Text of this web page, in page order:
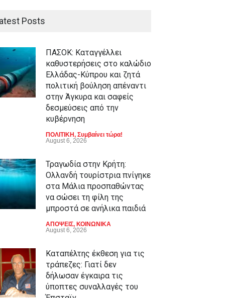
Posts
ΠΑΣΟΚ: Καταγγέλλει
καθυστερήσεις στο καλώδιο
Ελλάδας-Κύπρου και ζητά
πολιτική βούληση απέναντι
στην Άγκυρα και σαφείς
δεσμεύσεις από την
κυβέρνηση
ΠΟΛΙΤΙΚΗ, Συμβαίνει τώρα!
August 6, 2026
Τραγωδία στην Κρήτη:
Ολλανδή τουρίστρια πνίγηκε
στα Μάλια προσπαθώντας
να σώσει τη φίλη της
μπροστά σε ανήλικα παιδιά
ΑΠΟΨΕΙΣ, ΚΟΙΝΩΝΙΚΑ
August 6, 2026
Καταπέλτης έκθεση για τις
τράπεζες: Γιατί δεν
δήλωσαν έγκαιρα τις
ύποπτες συναλλαγές του